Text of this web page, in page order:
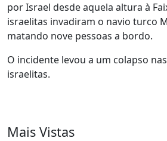
por Israel desde aquela altura à
israelitas invadiram o navio turco
matando nove pessoas a bordo.
O incidente levou a um colapso
israelitas.
Mais Vistas